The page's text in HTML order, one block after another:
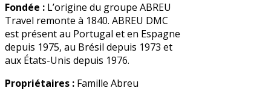
Fondée : L’origine du groupe ABREU
Travel remonte à 1840. ABREU DMC
est présent au Portugal et en Espagne
depuis 1975, au Brésil depuis 1973 et
aux États-Unis depuis 1976.
Propriétaires : Famille Abreu